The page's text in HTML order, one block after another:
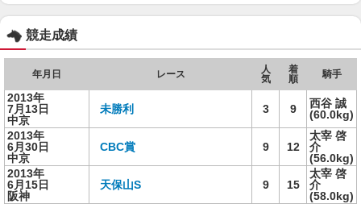
競走成績
年月日 レース
人
気
着
順
騎手
2013年
7月13日
中京
未勝利 3 9
西谷 誠
(60.0kg)
2013年
6月30日
中京
CBC賞 9 12
太宰 啓
介
(56.0kg)
2013年
6月15日
阪神
天保山S 9 15
太宰 啓
介
(58.0kg)